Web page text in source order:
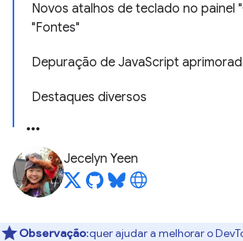
Novos atalhos de teclado no painel
"Fontes"
Depuração de JavaScript
Destaques diversos
Jecelyn Yeen
Observação:quer ajudar a melhorar o